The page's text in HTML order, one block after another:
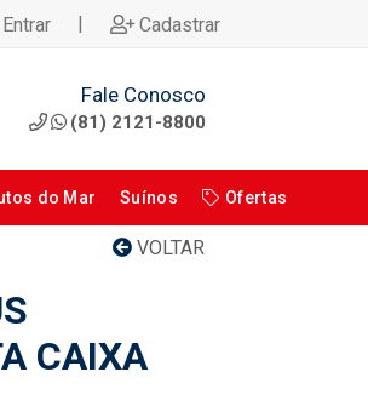
Entrar | Cadastrar
Fale Conosco
(81) 2121-8800
do Mar Suínos Ofertas
VOLTAR
CAIXA